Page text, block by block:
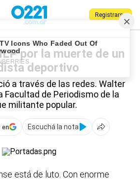
Registrarse
La Plata
por la muerte de un
deportivo
a través de las redes. Walter
Facultad de Periodismo de la
militante popular.
en
Escuchá la nota
está de luto. Con enorme